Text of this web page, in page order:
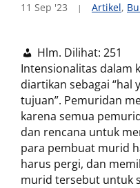
11 Sep '23 Artikel,
Hlm. Dilihat: 251
Intensionalitas dalam
diartikan sebagai “hal
tujuan”. Pemuridan
karena semua
dan rencana untuk
para pembuat murid
harus pergi, dan
murid tersebut untuk